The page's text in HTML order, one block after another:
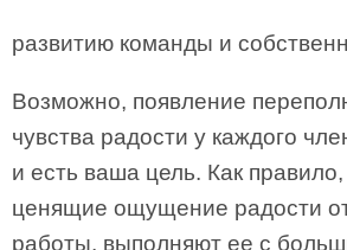
развитию команды и
Возможно, появление
чувства радости у каждого
и есть ваша цель. Как
ценящие ощущение радости
работы, выполняют ее с